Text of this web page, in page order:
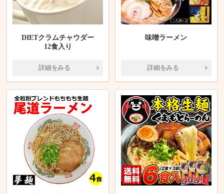
DIETクラムチャウダー
12食入り
詳細をみる
味噌ラーメン
詳細をみる